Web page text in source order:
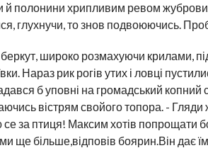
й полонини хрипливим ревом
глухнучи, то знов подвоюючись.
широко розмахуючи крилами,
Нараз рик рогів утих і ловці
б уповні на громадський копний
вістрям свойого топора. - Гляди
за птиця! Максим хотів попрощати
ще більше,відповів боярин.Він дає